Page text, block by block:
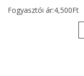
Fogyasztói ár:4,500Ft